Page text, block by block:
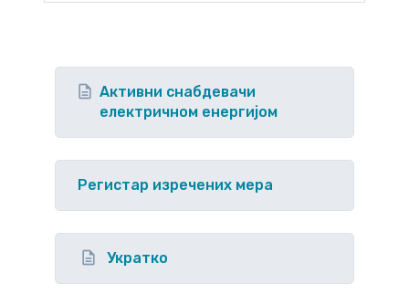
Активни снабдевачи
електричном енергијом
Регистар изречених мера
Укратко